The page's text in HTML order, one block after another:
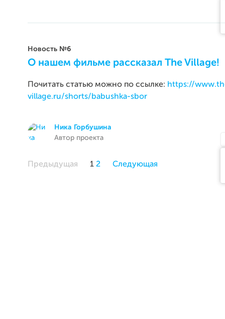
Новость №6
О нашем фильме рассказал The Village!
Почитать статью можно по ссылке: https://
village.ru/shorts/babushka-sbor
Ника Горбушина
Автор проекта
Предыдущая 1 2 Следующая